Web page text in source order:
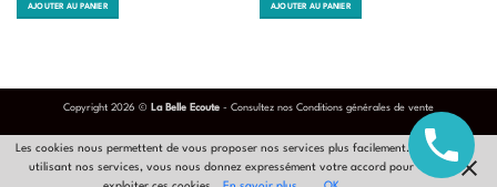
AJOUTER AU PANIER AJOUTER AU PANIER
Copyright 2026 © La Belle Ecoute - Consultez nos Conditions générales de vente
Les cookies nous permettent de vous proposer nos services plus facilement. En
utilisant nos services, vous nous donnez expressément votre accord pour